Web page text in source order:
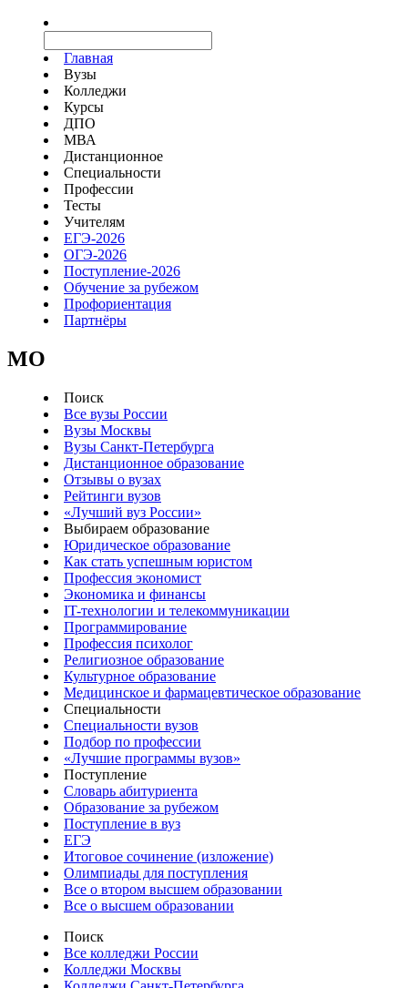
Главная
Вузы
Колледжи
Курсы
ДПО
МВА
Дистанционное
Специальности
Профессии
Тесты
Учителям
ЕГЭ-2026
ОГЭ-2026
Поступление-2026
Обучение за рубежом
Профориентация
Партнёры
MO
Поиск
Все вузы России
Вузы Москвы
Вузы Санкт-Петербурга
Дистанционное образование
Отзывы о вузах
Рейтинги вузов
«Лучший вуз России»
Выбираем образование
Юридическое образование
Как стать успешным юристом
Профессия экономист
Экономика и финансы
IT-технологии и телекоммуникации
Программирование
Профессия психолог
Религиозное образование
Культурное образование
Медицинское и фармацевтическое образование
Специальности
Специальности вузов
Подбор по профессии
«Лучшие программы вузов»
Поступление
Словарь абитуриента
Образование за рубежом
Поступление в вуз
ЕГЭ
Итоговое сочинение (изложение)
Олимпиады для поступления
Все о втором высшем образовании
Все о высшем образовании
Поиск
Все колледжи России
Колледжи Москвы